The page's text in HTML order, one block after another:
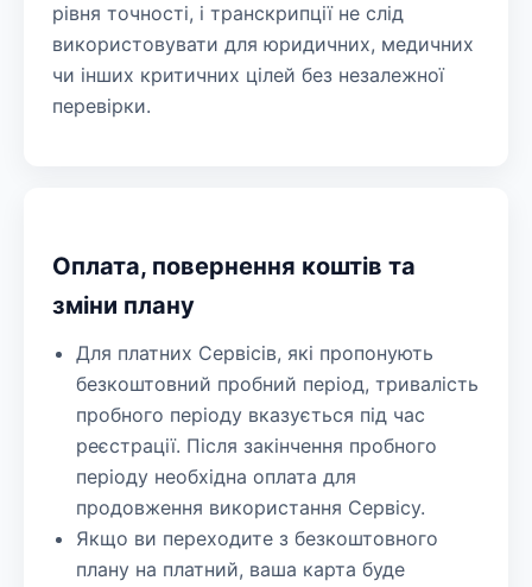
рівня точності, і транскрипції не слід
використовувати для юридичних, медичних
чи інших критичних цілей без незалежної
перевірки.
Оплата, повернення коштів та
зміни плану
Для платних Сервісів, які пропонують
безкоштовний пробний період, тривалість
пробного періоду вказується під час
реєстрації. Після закінчення пробного
періоду необхідна оплата для
продовження використання Сервісу.
Якщо ви переходите з безкоштовного
плану на платний, ваша карта буде